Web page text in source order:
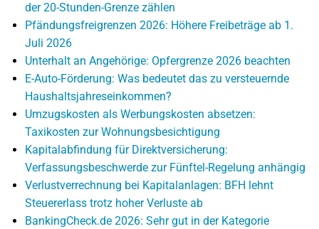
der 20-Stunden-Grenze zählen
Pfändungsfreigrenzen 2026: Höhere Freibeträge ab 1.
Juli 2026
Unterhalt an Angehörige: Opfergrenze 2026 beachten
E-Auto-Förderung: Was bedeutet das zu versteuernde
Haushaltsjahreseinkommen?
Umzugskosten als Werbungskosten absetzen:
Taxikosten zur Wohnungsbesichtigung
Kapitalabfindung für Direktversicherung:
Verfassungsbeschwerde zur Fünftel-Regelung anhängig
Verlustverrechnung bei Kapitalanlagen: BFH lehnt
Steuererlass trotz hoher Verluste ab
BankingCheck.de 2026: Sehr gut in der Kategorie